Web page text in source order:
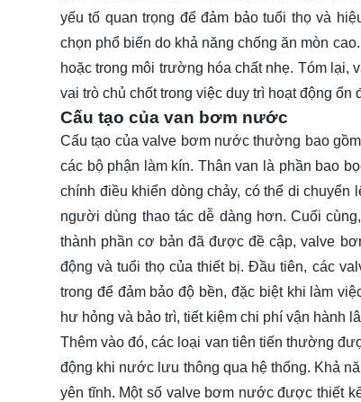
yếu tố quan trọng để đảm bảo tuổi thọ và
chọn phổ biến do khả năng chống ăn mòn
hoặc trong môi trường hóa chất nhẹ. Tóm lại,
vai trò chủ chốt trong việc duy trì hoạt động
Cấu tạo của van bơm nước
Cấu tạo của valve bơm nước thường bao
các bộ phận làm kín. Thân van là phần bao
chính điều khiển dòng chảy, có thể di chuyển
người dùng thao tác dễ dàng hơn. Cuối
thành phần cơ bản đã được đề cập, valve
động và tuổi thọ của thiết bị. Đầu tiên, các
trong để đảm bảo độ bền, đặc biệt khi làm
hư hỏng và bảo trì, tiết kiệm chi phí vận hành
Thêm vào đó, các loại van tiên tiến thường
động khi nước lưu thông qua hệ thống. Khả
yên tĩnh. Một số valve bơm nước được thiết